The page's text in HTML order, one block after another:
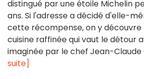
distingué par une étoile Michelin
ans. Si l'adresse a décidé d'elle-
cette récompense, on y découvre
cuisine raffinée qui vaut le détour
imaginée par le chef Jean-Claude
suite]